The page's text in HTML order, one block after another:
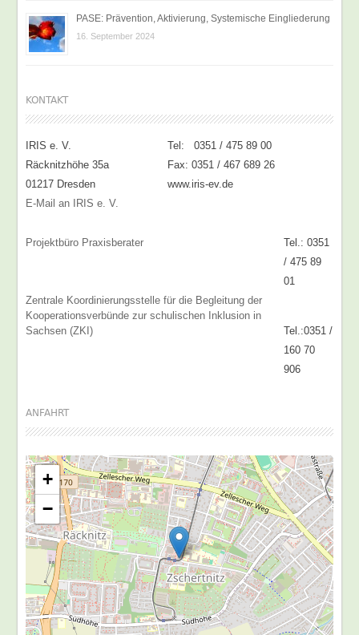
PASE: Prävention, Aktivierung, Systemische Eingliederung
16. September 2024
KONTAKT
IRIS e. V.
Tel: 0351 / 475 89 00
Räcknitzhöhe 35a
Fax: 0351 / 467 689 26
01217 Dresden
www.iris-ev.de
E-Mail an IRIS e. V.
Projektbüro Praxisberater
Tel.: 0351
/ 475 89
01
Zentrale Koordinierungsstelle für die Begleitung der
Kooperationsverbünde zur schulischen Inklusion in
Sachsen (ZKI)
Tel.:0351 /
160 70
906
ANFAHRT
+
−